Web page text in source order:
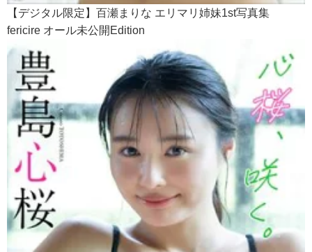
【デジタル限定】百瀬まりな エリマリ姉妹1st写真集
fericire オール未公開Edition